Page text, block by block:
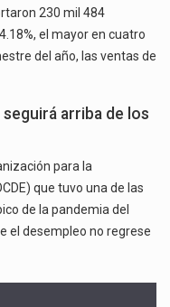
230 mil 484
el mayor en cuatro
del año, las ventas de
arriba de los
para la
que tuvo una de las
de la pandemia del
el desempleo no regrese